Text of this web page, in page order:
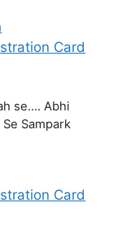
Card
se.... Abhi
Sampark
Card